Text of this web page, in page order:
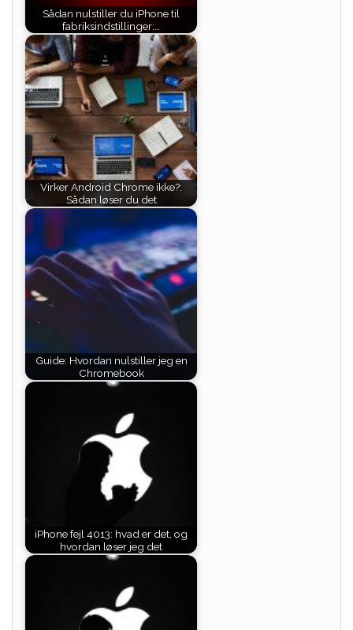
Sådan nulstiller du iPhone til
fabriksindstillinger:…
Virker Android Chrome ikke?:
Sådan løser du det
Guide: Hvordan nulstiller jeg en
Chromebook
iPhone fejl 4013: hvad er det, og
hvordan løser jeg det